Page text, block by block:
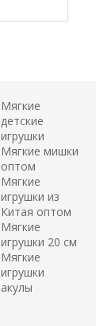
Мягкие
детские
игрушки
Мягкие мишки
оптом
Мягкие
игрушки из
Китая оптом
Мягкие
игрушки 20 см
Мягкие
игрушки
акулы